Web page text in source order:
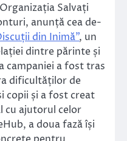
Salvați
anunță cea de-
din Inimă”, un
dintre părinte și
campaniei a fost tras
dificultăților de
copii și a fost creat
cu ajutorul celor
a doua fază își